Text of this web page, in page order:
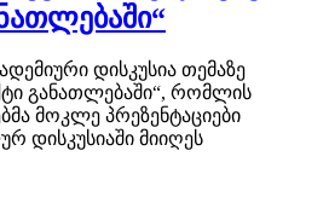
დისკუსია თემაზე
განათლებაში“, რომლის
მოკლე პრეზენტაციები
დისკუსიაში მიიღეს